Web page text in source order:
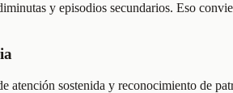
y episodios secundarios. Eso
atención sostenida y reconocimiento de